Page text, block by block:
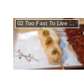
02 Too Fast To Live Too Young To Die